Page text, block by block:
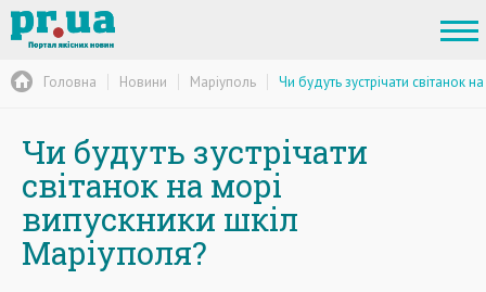
Головна Новини Маріуполь Чи будуть зустрічати світанок
Чи будуть зустрічати
світанок на морі
випускники шкіл
Маріуполя?